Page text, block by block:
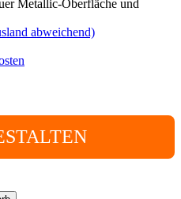
abweichend)